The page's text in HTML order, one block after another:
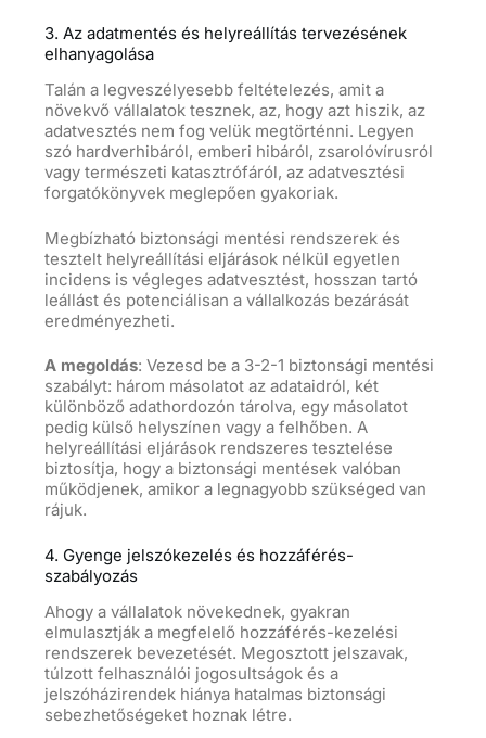
3. Az adatmentés és helyreállítás tervezésének
elhanyagolása
Talán a legveszélyesebb feltételezés, amit a
növekvő vállalatok tesznek, az, hogy azt hiszik, az
adatvesztés nem fog velük megtörténni. Legyen
szó hardverhibáról, emberi hibáról, zsarolóvírusról
vagy természeti katasztrófáról, az adatvesztési
forgatókönyvek meglepően gyakoriak.
Megbízható biztonsági mentési rendszerek és
tesztelt helyreállítási eljárások nélkül egyetlen
incidens is végleges adatvesztést, hosszan tartó
leállást és potenciálisan a vállalkozás bezárását
eredményezheti.
A megoldás: Vezesd be a 3-2-1 biztonsági mentési
szabályt: három másolatot az adataidról, két
különböző adathordozón tárolva, egy másolatot
pedig külső helyszínen vagy a felhőben. A
helyreállítási eljárások rendszeres tesztelése
biztosítja, hogy a biztonsági mentések valóban
működjenek, amikor a legnagyobb szükséged van
rájuk.
4. Gyenge jelszókezelés és hozzáférés-
szabályozás
Ahogy a vállalatok növekednek, gyakran
elmulasztják a megfelelő hozzáférés-kezelési
rendszerek bevezetését. Megosztott jelszavak,
túlzott felhasználói jogosultságok és a
jelszóházirendek hiánya hatalmas biztonsági
sebezhetőségeket hoznak létre.